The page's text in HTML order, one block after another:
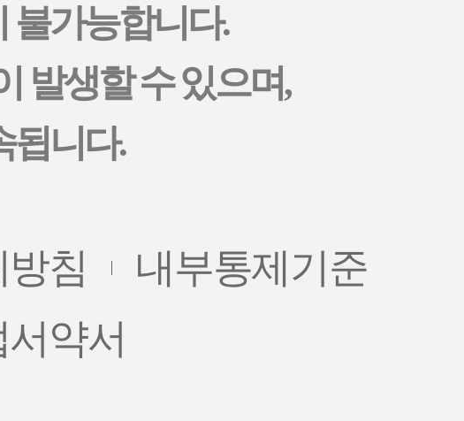
불가능합니다.
발생할 수 있으며,
됩니다.
침
내부통제기준
서약서